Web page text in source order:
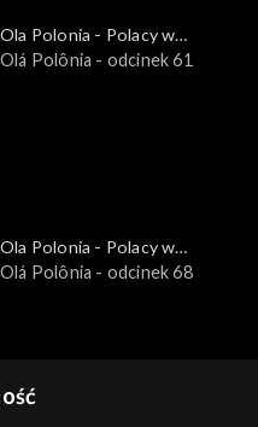
Ola Polonia - Polacy w
Brazylii i Ameryce
Olá Polônia - odcinek 61
Ola Polonia - Polacy w
Brazylii i Ameryce
Olá Polônia - odcinek 68